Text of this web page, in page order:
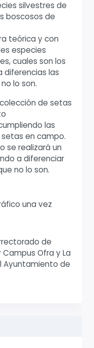
silvestres de
boscosos de
teórica y con
especies
cuales son los
diferencias las
lo son.
de setas
las
en campo.
se realizará un
a diferenciar
no lo son.
una vez
de
Ofra y La
Ayuntamiento de